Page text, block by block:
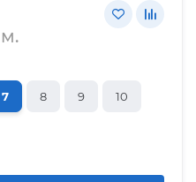
7 8 9 10